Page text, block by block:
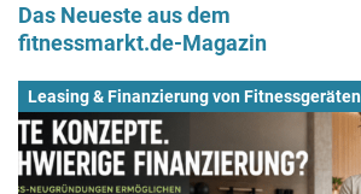
Das Neueste aus dem
fitnessmarkt.de-Magazin
Leasing & Finanzierung von Fitnessgeräten